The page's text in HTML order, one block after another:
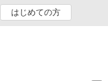
はじめての方